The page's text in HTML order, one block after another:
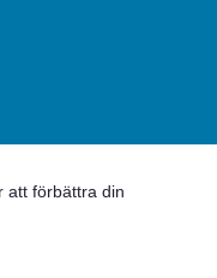
att förbättra din